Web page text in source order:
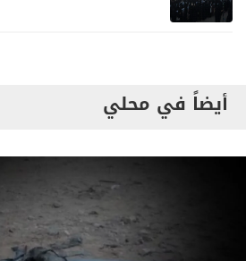
أيضاً في محلي